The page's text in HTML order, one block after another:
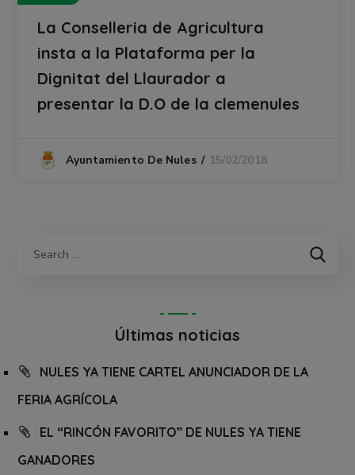
La Conselleria de Agricultura
insta a la Plataforma per la
Dignitat del Llaurador a
presentar la D.O de la clemenules
Ayuntamiento De Nules 15/02/2018
Últimas noticias
NULES YA TIENE CARTEL ANUNCIADOR DE LA
FERIA AGRÍCOLA
EL “RINCÓN FAVORITO” DE NULES YA TIENE
GANADORES